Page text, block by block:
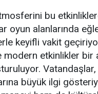
bu
oyun alanlarında
keyifli vakit
etkinlikler bir
büyük ilgi